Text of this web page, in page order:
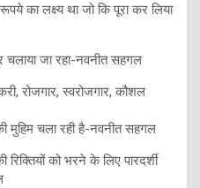
का लक्ष्य था जो कि पूरा कर लिया
जा रहा-नवनीत सहगल
रोजगार, स्वरोजगार, कौशल
मुहिम चला रही है-नवनीत सहगल
रिक्तियों को भरने के लिए पारदर्शी